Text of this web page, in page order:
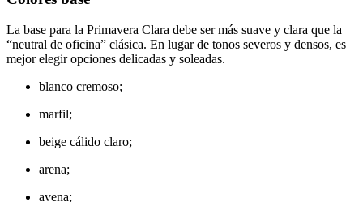
La base para la Primavera Clara debe ser más suave y clara que la
“neutral de oficina” clásica. En lugar de tonos severos y densos, es
mejor elegir opciones delicadas y soleadas.
blanco cremoso;
marfil;
beige cálido claro;
arena;
avena;